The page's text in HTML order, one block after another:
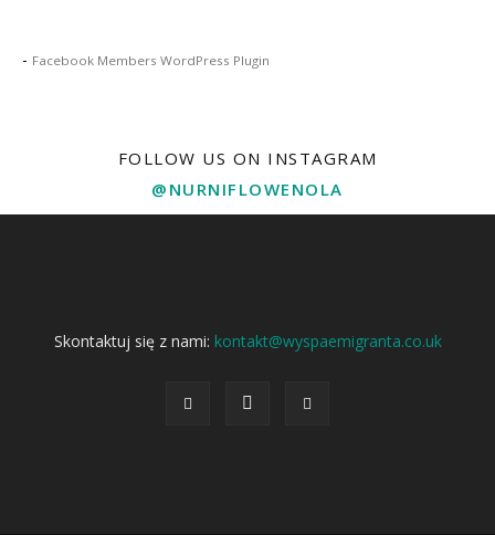
- Facebook Members WordPress Plugin
FOLLOW US ON INSTAGRAM
@NURNIFLOWENOLA
Skontaktuj się z nami: kontakt@wyspaemigranta.co.uk